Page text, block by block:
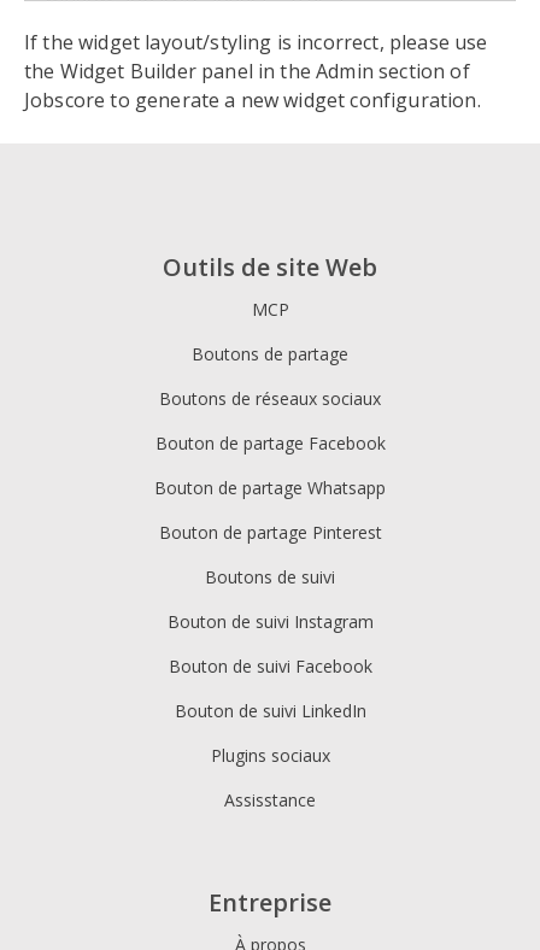
If the widget layout/styling is incorrect, please use
the Widget Builder panel in the Admin section of
Jobscore to generate a new widget configuration.
Outils de site Web
MCP
Boutons de partage
Boutons de réseaux sociaux
Bouton de partage Facebook
Bouton de partage Whatsapp
Bouton de partage Pinterest
Boutons de suivi
Bouton de suivi Instagram
Bouton de suivi Facebook
Bouton de suivi LinkedIn
Plugins sociaux
Assisstance
Entreprise
À propos